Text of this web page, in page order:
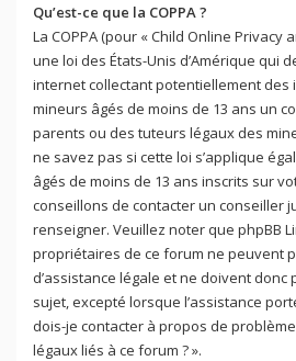
Qu’est-ce que la COPPA ?
La COPPA (pour « Child Online Privacy
une loi des États-Unis d’Amérique qui
internet collectant potentiellement des
mineurs âgés de moins de 13 ans un
parents ou des tuteurs légaux des
ne savez pas si cette loi s’applique
âgés de moins de 13 ans inscrits sur
conseillons de contacter un conseiller
renseigner. Veuillez noter que phpBB
propriétaires de ce forum ne peuvent
d’assistance légale et ne doivent donc
sujet, excepté lorsque l’assistance
dois-je contacter à propos de
légaux liés à ce forum ? ».